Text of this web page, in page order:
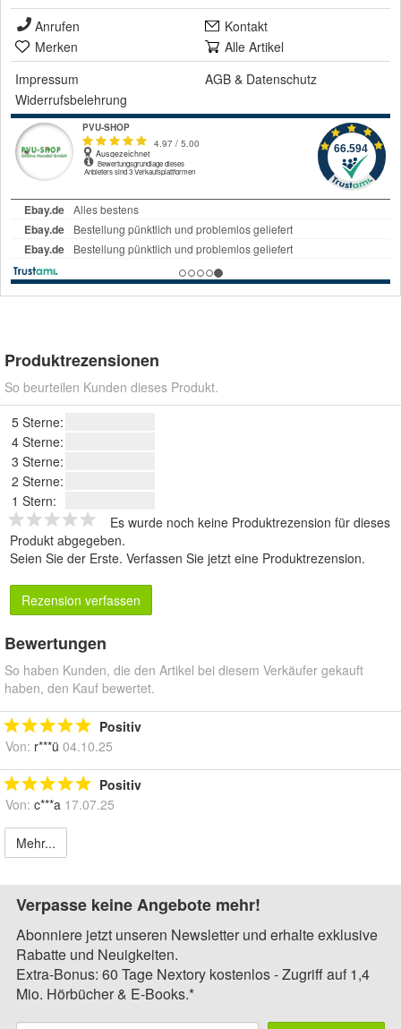
Anrufen
Kontakt
Merken
Alle Artikel
Impressum
AGB & Datenschutz
Widerrufsbelehrung
Produktrezensionen
So beurteilen Kunden dieses Produkt.
5 Sterne:
4 Sterne:
3 Sterne:
2 Sterne:
1 Stern:
Es wurde noch keine Produktrezension für dieses
Produkt abgegeben.
Seien Sie der Erste. Verfassen Sie jetzt eine Produktrezension.
Rezension verfassen
Bewertungen
So haben Kunden, die den Artikel bei diesem Verkäufer gekauft
haben, den Kauf bewertet.
Positiv
Von: r***ü 04.10.25
Positiv
Von: c***a 17.07.25
Mehr...
Verpasse keine Angebote mehr!
Abonniere jetzt unseren Newsletter und erhalte exklusive
Rabatte und Neuigkeiten.
Extra-Bonus: 60 Tage Nextory kostenlos - Zugriff auf 1,4
Mio. Hörbücher & E-Books.*